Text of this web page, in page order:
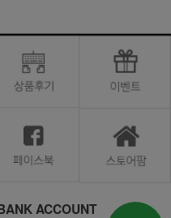
ACCOUNT